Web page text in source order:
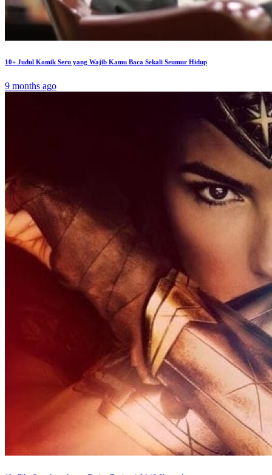
10+ Judul Komik Seru yang Wajib Kamu Baca Sekali Seumur Hidup
9 months ago